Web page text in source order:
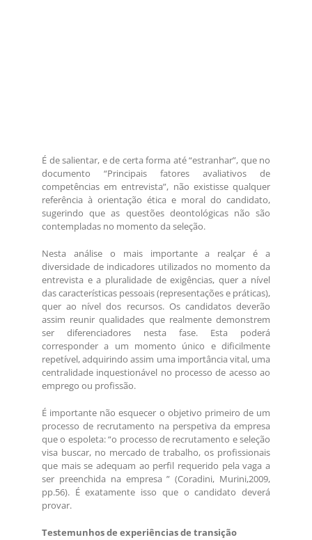
É de salientar, e de certa forma até “estranhar”, que no
documento “Principais fatores avaliativos de
competências em entrevista”, não existisse qualquer
referência à orientação ética e moral do candidato,
sugerindo que as questões deontológicas não são
contempladas no momento da seleção.
Nesta análise o mais importante a realçar é a
diversidade de indicadores utilizados no momento da
entrevista e a pluralidade de exigências, quer a nível
das características pessoais (representações e práticas),
quer ao nível dos recursos. Os candidatos deverão
assim reunir qualidades que realmente demonstrem
ser diferenciadores nesta fase. Esta poderá
corresponder a um momento único e dificilmente
repetível, adquirindo assim uma importância vital, uma
centralidade inquestionável no processo de acesso ao
emprego ou profissão.
É importante não esquecer o objetivo primeiro de um
processo de recrutamento na perspetiva da empresa
que o espoleta: “o processo de recrutamento e seleção
visa buscar, no mercado de trabalho, os profissionais
que mais se adequam ao perfil requerido pela vaga a
ser preenchida na empresa ” (Coradini, Murini,2009,
pp.56). É exatamente isso que o candidato deverá
provar.
Testemunhos de experiências de transição